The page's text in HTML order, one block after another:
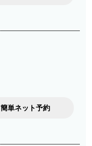
簡単ネット予約